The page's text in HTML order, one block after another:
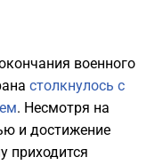
военного
столкнулось с
. Несмотря на
и достижение
приходится